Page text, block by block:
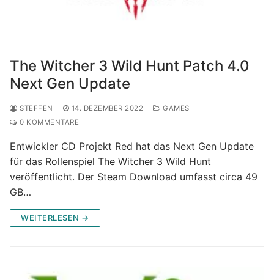
The Witcher 3 Wild Hunt Patch 4.0
Next Gen Update
STEFFEN 14. DEZEMBER 2022
GAMES
0 KOMMENTARE
Entwickler CD Projekt Red hat das Next Gen Update
für das Rollenspiel The Witcher 3 Wild Hunt
veröffentlicht. Der Steam Download umfasst circa 49
GB…
WEITERLESEN →